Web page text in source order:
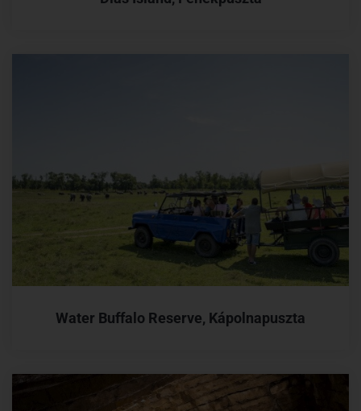
Water Buffalo Reserve, Kápolnapuszta